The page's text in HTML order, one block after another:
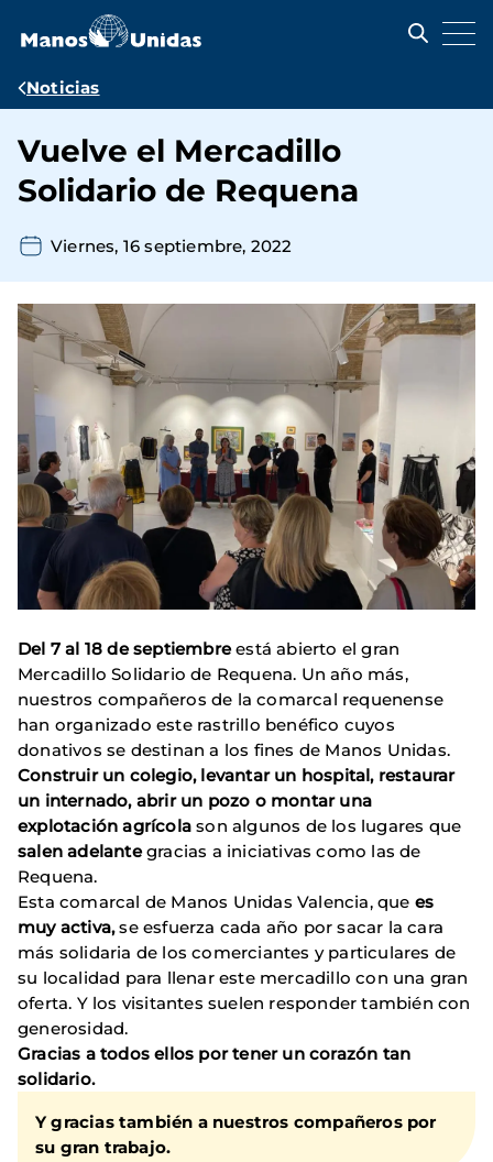
contenido
Ruta
navegación
Noticias
Vuelve el Mercadillo
Solidario de Requena
Viernes, 16 septiembre, 2022
Del 7 al 18 de septiembreestá abierto el gran
Mercadillo Solidario de Requena. Un año más,
nuestros compañeros de la comarcal requenense
han organizado este rastrillo benéfico cuyos
donativos se destinan a los fines de Manos Unidas.
Construir un colegio, levantar un hospital, restaurar
un internado, abrir un pozo o montar una
explotación agrícola son algunos de los lugares que
salen adelantegracias a iniciativas como las de
Requena.
Esta comarcal de Manos Unidas Valencia, que es
muy activa,se esfuerza cada año por sacar la cara
más solidaria de los comerciantes y particulares de
su localidad para llenar este mercadillo con una gran
oferta. Y los visitantes suelen responder también con
generosidad.
Gracias a todos ellos por tener un corazón tan
solidario.
Y gracias también a nuestros compañeros por
su gran trabajo.